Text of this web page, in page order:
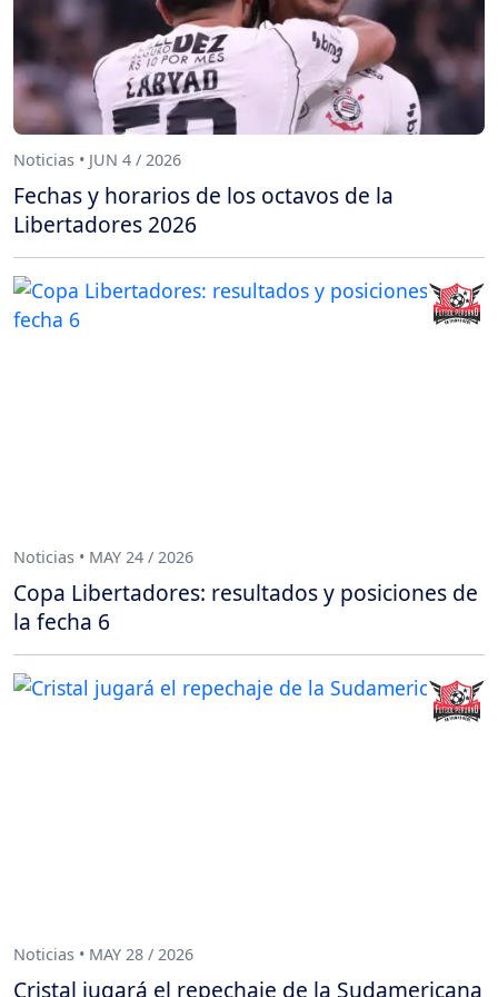
Noticias • JUN 4 / 2026
Fechas y horarios de los octavos de la
Libertadores 2026
Noticias • MAY 24 / 2026
Copa Libertadores: resultados y posiciones de
la fecha 6
Noticias • MAY 28 / 2026
Cristal jugará el repechaje de la Sudamericana